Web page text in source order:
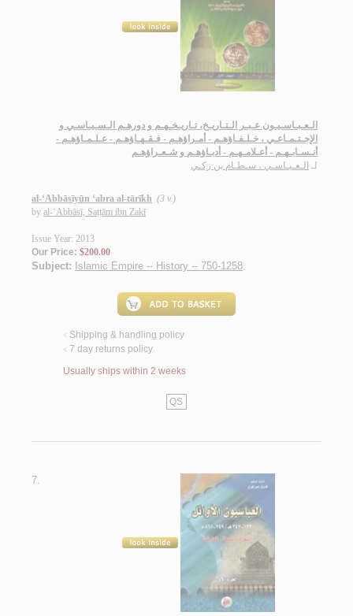
الـعـبـاسـيـون عـبـر الـتـاريـخ، تـاريـخـهـم و دورهـم الـسـيـاسـي و
الإجـتـمـاعـي ، خـلـفـاؤهـم - أمـراؤهـم - فـقـهـاؤهـم - عـلـمـاؤهـم -
أنـسـابـهـم - أعـلامـهـم - أدبـاؤهـم و شـعـراؤهـم
لـ الـعـبـاسـي ، سـطـام بن زكـي
al-‘Abbāsīyūn ‘abra al-tārīkh (3 v.)
by al-‘Abbāsī, Saṭṭām ibn Zakī
Issue Year: 2013
Our Price: $200.00
Subject: Islamic Empire -- History -- 750-1258.
< Shipping & handling policy
< 7 day returns policy
Usually ships within 2 weeks
QS
7.